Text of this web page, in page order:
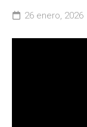
26 enero, 2026